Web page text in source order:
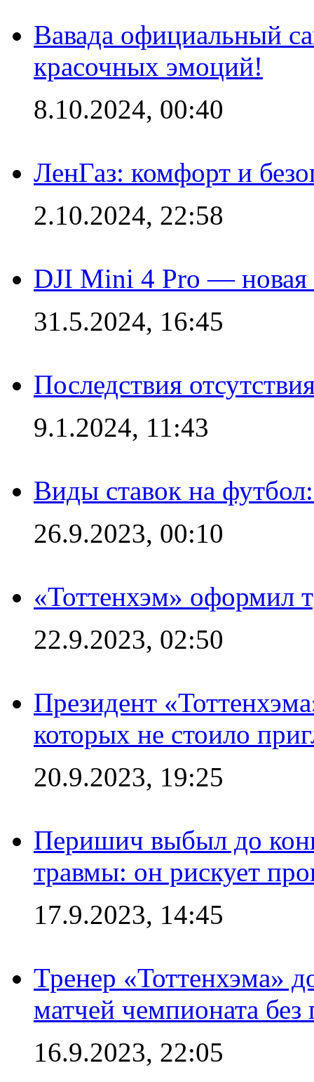
Вавада официальный
красочных эмоций!
8.10.2024, 00:40
ЛенГаз: комфорт и
2.10.2024, 22:58
DJI Mini 4 Pro — новая
31.5.2024, 16:45
Последствия
9.1.2024, 11:43
Виды ставок на
26.9.2023, 00:10
«Тоттенхэм» оформил
22.9.2023, 02:50
Президент
которых не стоило
20.9.2023, 19:25
Перишич выбыл до
травмы: он рискует
17.9.2023, 14:45
Тренер «Тоттенхэма»
матчей чемпионата
16.9.2023, 22:05